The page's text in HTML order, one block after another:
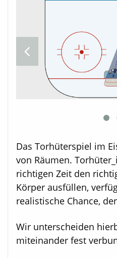
Das Torhüterspiel im
von Räumen.
richtigen Zeit den
Körper ausfüllen,
realistische Chance,
Wir unterscheiden
miteinander fest